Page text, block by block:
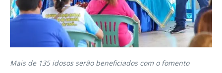
Mais de 135 idosos serão beneficiados com o fomento